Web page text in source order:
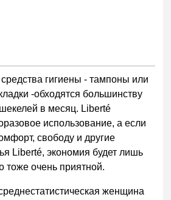
средства гигиены - тампоны или
-обходятся большинству
в месяц. Liberté
использование, а если
свободу и другие
Liberté, экономия будет лишь
тоже очень приятной.
женщина